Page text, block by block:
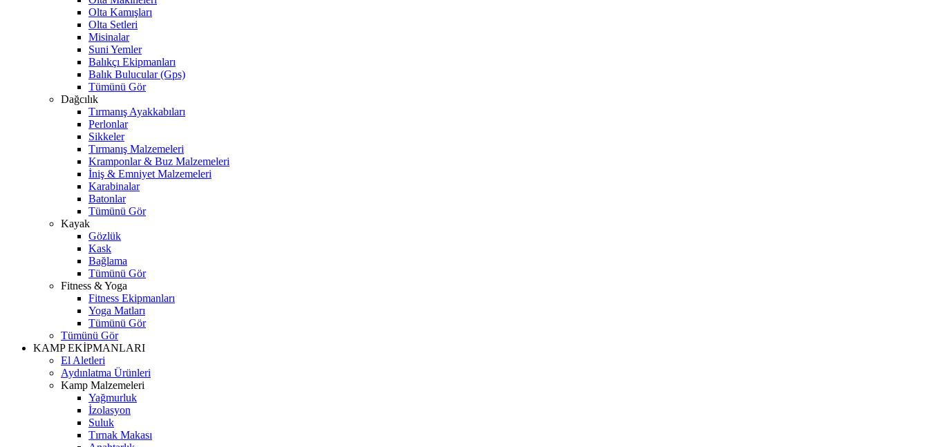
Olta Kamışları
Olta Setleri
Misinalar
Suni Yemler
Balıkçı Ekipmanları
Balık Bulucular (Gps)
Tümünü Gör
Dağcılık
Tırmanış Ayakkabıları
Perlonlar
Sikkeler
Tırmanış Malzemeleri
Kramponlar & Buz Malzemeleri
İniş & Emniyet Malzemeleri
Karabinalar
Batonlar
Tümünü Gör
Kayak
Gözlük
Kask
Bağlama
Tümünü Gör
Fitness & Yoga
Fitness Ekipmanları
Yoga Matları
Tümünü Gör
Tümünü Gör
KAMP EKİPMANLARI
El Aletleri
Aydınlatma Ürünleri
Kamp Malzemeleri
Yağmurluk
İzolasyon
Suluk
Tırnak Makası